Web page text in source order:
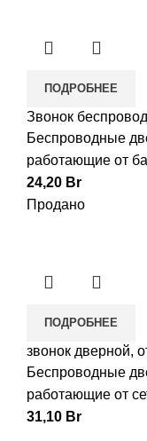
ПОДРОБНЕЕ
Звонок
Беспроводные
работающие от
24,20 Br
Продано
ПОДРОБНЕЕ
звонок дверной,
Беспроводные
работающие от
31,10 Br